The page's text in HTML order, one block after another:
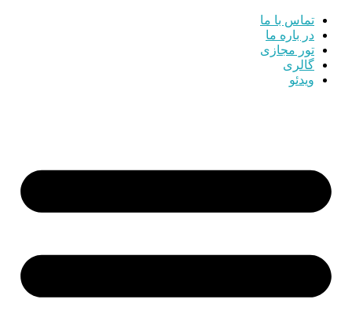
تماس با ما
در باره ما
تور مجازی
گالری
ویدئو